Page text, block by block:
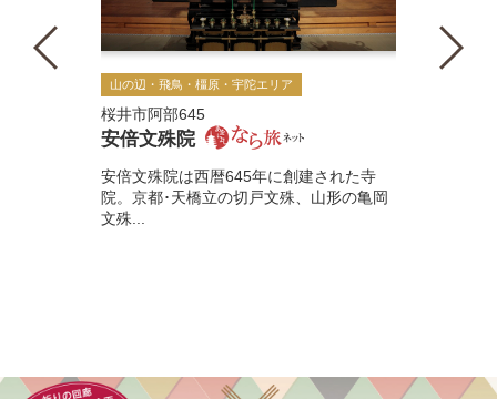
山の辺・飛鳥・橿原・宇陀エリア
桜井市阿部645
安倍文殊院
安倍文殊院は西暦645年に創建された寺
院。京都･天橋立の切戸文殊、山形の亀岡
文殊...